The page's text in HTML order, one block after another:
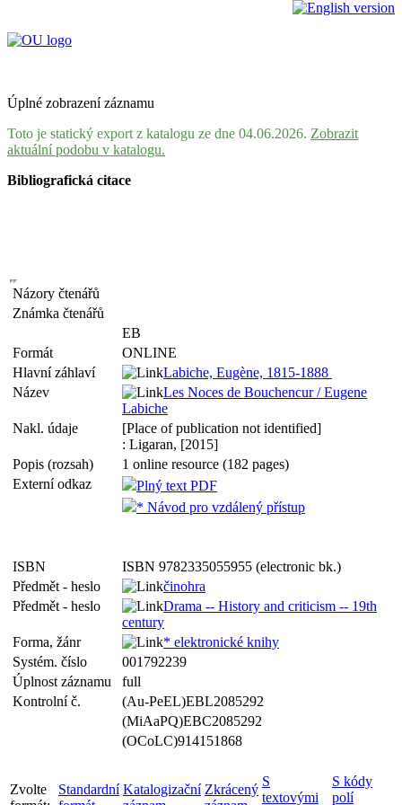
Úplné zobrazení záznamu
Toto je statický export z katalogu ze dne 04.06.2026. Zobrazit
aktuální podobu v katalogu.
Bibliografická citace
Názory čtenářů
Známka čtenářů
EB
Formát
ONLINE
Hlavní záhlaví
Labiche, Eugène, 1815-1888
Název
Les Noces de Bouchencur / Eugene
Labiche
Nakl. údaje
[Place of publication not identified]
: Ligaran, [2015]
Popis (rozsah)
1 online resource (182 pages)
Externí odkaz
Plný text PDF
* Návod pro vzdálený přístup
ISBN
ISBN 9782335055955 (electronic bk.)
Předmět - heslo
činohra
Předmět - heslo
Drama -- History and criticism -- 19th
century
Forma, žánr
* elektronické knihy
Systém. číslo
001792239
Úplnost záznamu
full
Kontrolní č.
(Au-PeEL)EBL2085292
(MiAaPQ)EBC2085292
(OCoLC)914151868
Zvolte
Standardní Katalogizační Zkrácený
S
textovými
S kódy
polí